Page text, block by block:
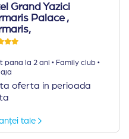
Grand Yazici
Palace ,
pana la 2 ani ·Family club ·
oferta in perioada
tale